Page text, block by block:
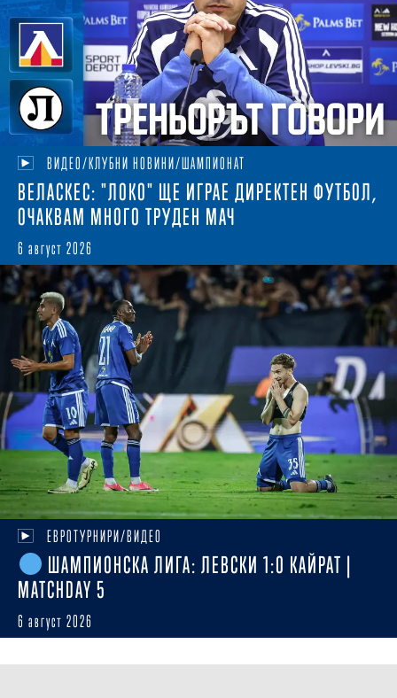
ВИДЕО/КЛУБНИ НОВИНИ/ШАМПИОНАТ
ВЕЛАСКЕС: "ЛОКО" ЩЕ ИГРАЕ ДИРЕКТЕН ФУТБОЛ,
ОЧАКВАМ МНОГО ТРУДЕН МАЧ
6 август 2026
ЕВРОТУРНИРИ/ВИДЕО
ШАМПИОНСКА ЛИГА: ЛЕВСКИ 1:0 КАЙРАТ |
MATCHDAY 5
6 август 2026